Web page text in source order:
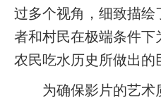
过多个视角，细致描
者和村民在极端条件
农民吃水历史所做出的
为确保影片的艺术